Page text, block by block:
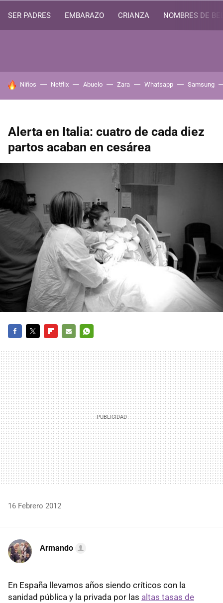
SER PADRES EMBARAZO CRIANZA NOMBRES DE
HOY SE HABLA DE
Niños Netflix Abuelo Zara Whatsapp Samsung
Alerta en Italia: cuatro de cada diez
partos acaban en cesárea
MAIL
16 Febrero 2012
Armando
En España llevamos años siendo críticos con la
sanidad pública y la privada por las altas tasas de